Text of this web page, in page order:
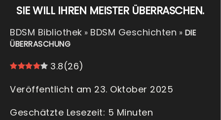
SIE WILL IHREN MEISTER ÜBERRASCHEN.
BDSM Bibliothek » BDSM Geschichten » DIE
ÜBERRASCHUNG
3.8(26)
Veröffentlicht am 23. Oktober 2025